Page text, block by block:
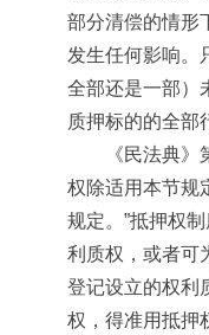
部分清偿的情形
发生任何影响。
全部还是一部）
质押标的的全部
《民法典》第
权除适用本节规
规定。”抵押权
利质权，或者可
登记设立的权利
权，得准用抵押